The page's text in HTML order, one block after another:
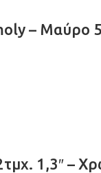
– Μαύρο
1,3″ –